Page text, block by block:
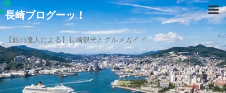
長崎ブログーッ！
【旅の達人による】長崎観光とグルメガイド